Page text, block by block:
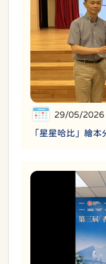
29/05/2026
「星星哈比」繪